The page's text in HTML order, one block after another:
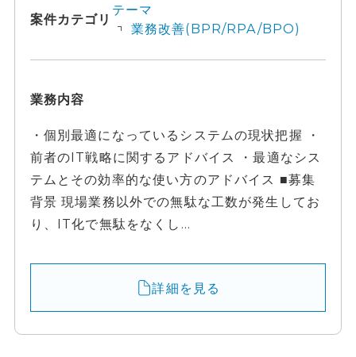
案件カテゴリ
テーマ
業務改善(BPR/RPA/BPO)
業務内容
・個別最適になっているシステムの現状把握 ・
前者のIT戦略に関するアドバイス ・最適なシス
テムとその効率的な使い方のアドバイス ■募集
背景 現場業務以外での無駄な工数が発生してお
り、IT化で無駄をなくし...
詳細を見る